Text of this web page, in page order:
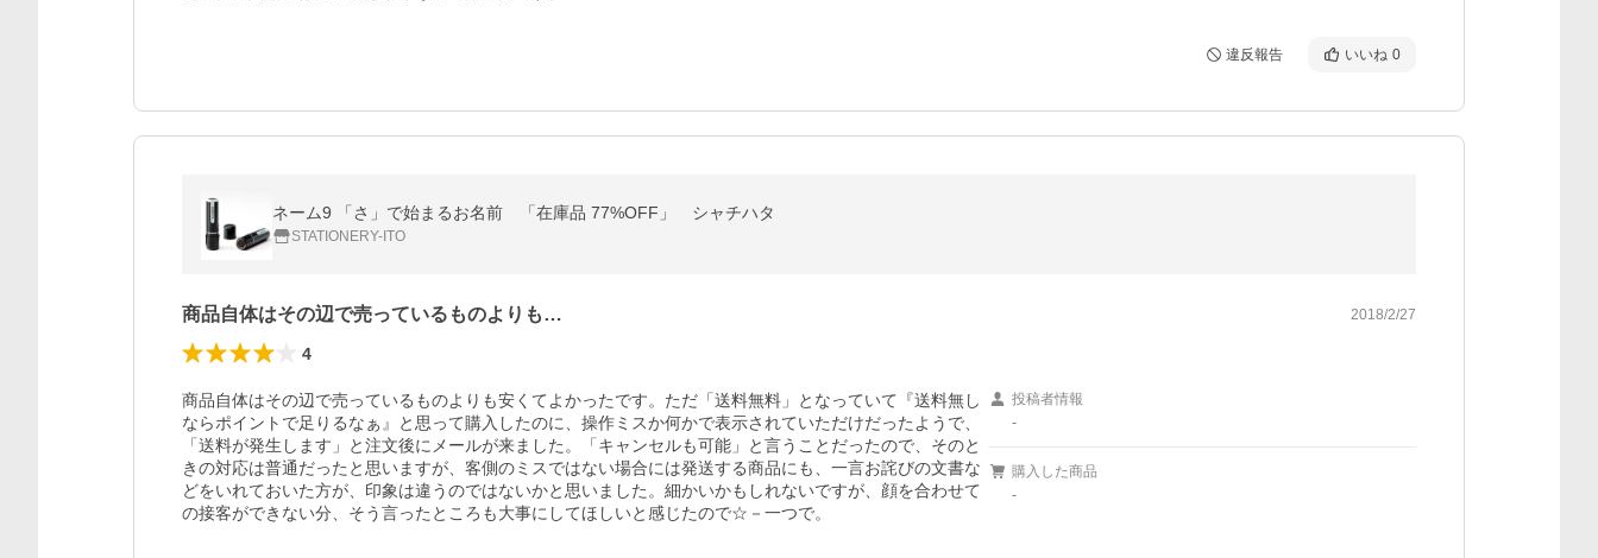
違反報告 いいね 0
ネーム9 「さ」で始まるお名前 「在庫品 77%OFF」 シャチハタ
STATIONERY-ITO
商品自体はその辺で売っているものよりも… 2018/2/27
4
商品自体はその辺で売っているものよりも安くてよかったです。ただ「送料無料」となっていて『送料無し
ならポイントで足りるなぁ』と思って購入したのに、操作ミスか何かで表示されていただけだったようで、
「送料が発生します」と注文後にメールが来ました。「キャンセルも可能」と言うことだったので、そのと
きの対応は普通だったと思いますが、客側のミスではない場合には発送する商品にも、一言お詫びの文書な
どをいれておいた方が、印象は違うのではないかと思いました。細かいかもしれないですが、顔を合わせて
の接客ができない分、そう言ったところも大事にしてほしいと感じたので☆－一つで。
投稿者情報
-
購入した商品
-